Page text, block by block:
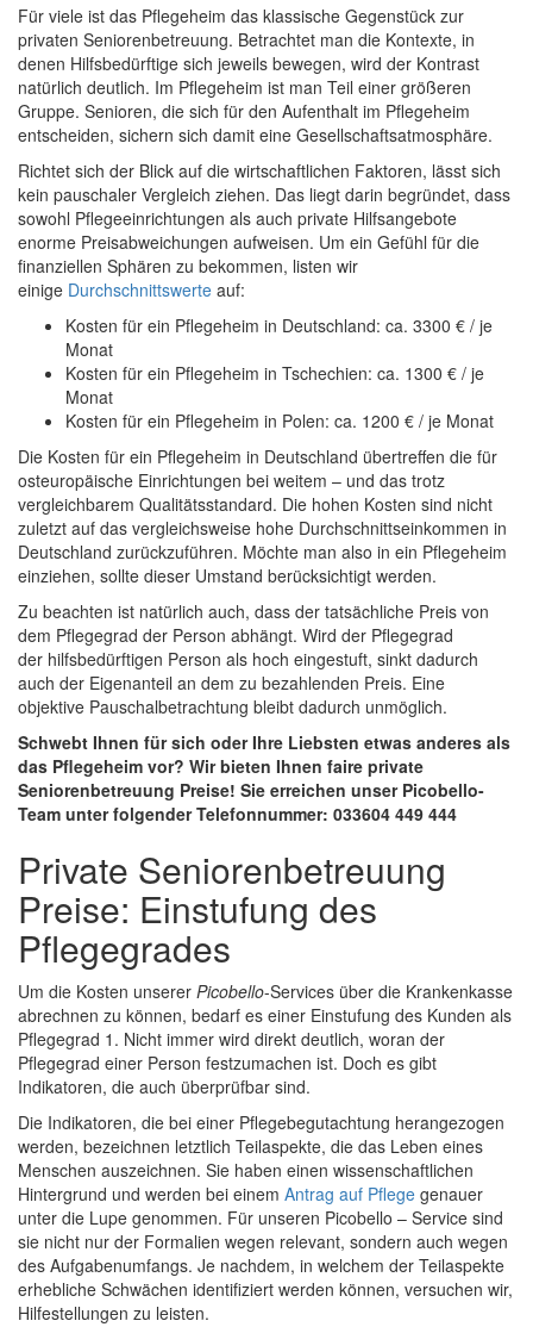
Für viele ist das Pflegeheim das klassische Gegenstück zur
privaten Seniorenbetreuung. Betrachtet man die Kontexte, in
denen Hilfsbedürftige sich jeweils bewegen, wird der Kontrast
natürlich deutlich. Im Pflegeheim ist man Teil einer größeren
Gruppe. Senioren, die sich für den Aufenthalt im Pflegeheim
entscheiden, sichern sich damit eine Gesellschaftsatmosphäre.
Richtet sich der Blick auf die wirtschaftlichen Faktoren, lässt sich
kein pauschaler Vergleich ziehen. Das liegt darin begründet, dass
sowohl Pflegeeinrichtungen als auch private Hilfsangebote
enorme Preisabweichungen aufweisen. Um ein Gefühl für die
finanziellen Sphären zu bekommen, listen wir
einige Durchschnittswerte auf:
Kosten für ein Pflegeheim in Deutschland: ca. 3300 € / je
Monat
Kosten für ein Pflegeheim in Tschechien: ca. 1300 € / je
Monat
Kosten für ein Pflegeheim in Polen: ca. 1200 € / je Monat
Die Kosten für ein Pflegeheim in Deutschland übertreffen die für
osteuropäische Einrichtungen bei weitem – und das trotz
vergleichbarem Qualitätsstandard. Die hohen Kosten sind nicht
zuletzt auf das vergleichsweise hohe Durchschnittseinkommen in
Deutschland zurückzuführen. Möchte man also in ein Pflegeheim
einziehen, sollte dieser Umstand berücksichtigt werden.
Zu beachten ist natürlich auch, dass der tatsächliche Preis von
dem Pflegegrad der Person abhängt. Wird der Pflegegrad
der hilfsbedürftigen Person als hoch eingestuft, sinkt dadurch
auch der Eigenanteil an dem zu bezahlenden Preis. Eine
objektive Pauschalbetrachtung bleibt dadurch unmöglich.
Schwebt Ihnen für sich oder Ihre Liebsten etwas anderes als
das Pflegeheim vor? Wir bieten Ihnen faire private
Seniorenbetreuung Preise! Sie erreichen unser Picobello-
Team unter folgender Telefonnummer: 033604 449 444
Private Seniorenbetreuung
Preise: Einstufung des
Pflegegrades
Um die Kosten unserer Picobello-Services über die Krankenkasse
abrechnen zu können, bedarf es einer Einstufung des Kunden als
Pflegegrad 1. Nicht immer wird direkt deutlich, woran der
Pflegegrad einer Person festzumachen ist. Doch es gibt
Indikatoren, die auch überprüfbar sind.
Die Indikatoren, die bei einer Pflegebegutachtung herangezogen
werden, bezeichnen letztlich Teilaspekte, die das Leben eines
Menschen auszeichnen. Sie haben einen wissenschaftlichen
Hintergrund und werden bei einem Antrag auf Pflege genauer
unter die Lupe genommen. Für unseren Picobello – Service sind
sie nicht nur der Formalien wegen relevant, sondern auch wegen
des Aufgabenumfangs. Je nachdem, in welchem der Teilaspekte
erhebliche Schwächen identifiziert werden können, versuchen wir,
Hilfestellungen zu leisten.